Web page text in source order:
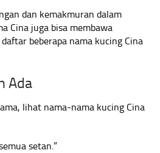
dan kemakmuran dalam
Cina juga bisa membawa
beberapa nama kucing Cina
Ada
lihat nama-nama kucing Cina
setan.”